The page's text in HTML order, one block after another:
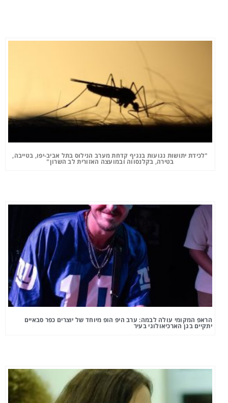
"לכידת יתושות נגועות בנגיף קדחת מערב הנילוס בתל אביב-יפו, בטייבה,
בטירה, בקלנסווה ובמועצה האזורית לב השרון"
הראפ המקומי עולה לבמה: ערב היפ הופ מיוחד של יוצרים כפר סבאיים
יתקיים בגן הארכיאולוגי בעיר